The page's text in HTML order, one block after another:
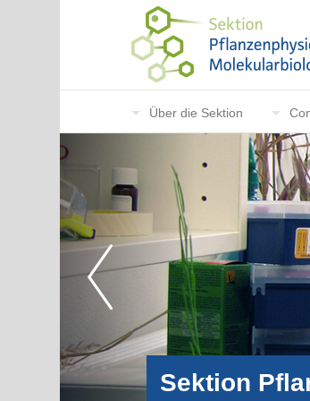
Über die Sektion
Sektion